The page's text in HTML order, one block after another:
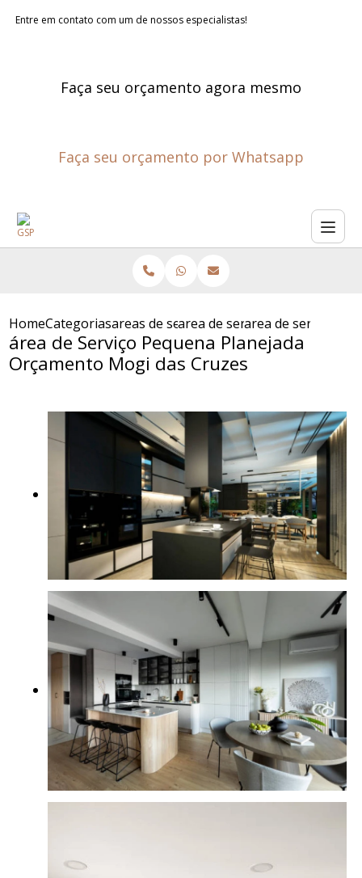
Entre em contato com um de nossos especialistas!
Faça seu orçamento agora mesmo
Faça seu orçamento por Whatsapp
HomeCategoriasareas de servico planejadas
area de servico planejada
area de servico
área de Serviço Pequena Planejada
Orçamento Mogi das Cruzes